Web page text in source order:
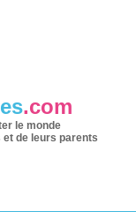
.com
le monde
et de leurs parents